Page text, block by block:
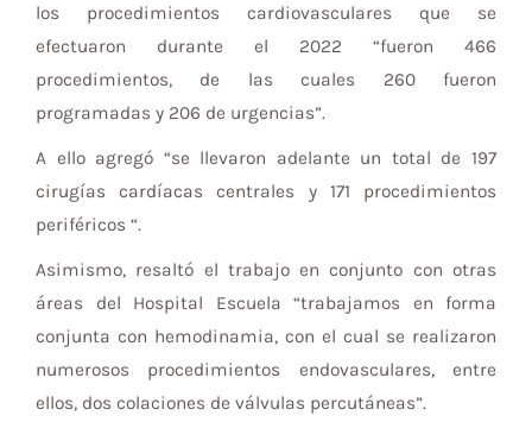
los procedimientos cardiovasculares que se
efectuaron durante el 2022 “fueron 466
procedimientos, de las cuales 260 fueron
programadas y 206 de urgencias”.
A ello agregó “se llevaron adelante un total de 197
cirugías cardíacas centrales y 171 procedimientos
periféricos “.
Asimismo, resaltó el trabajo en conjunto con otras
áreas del Hospital Escuela “trabajamos en forma
conjunta con hemodinamia, con el cual se realizaron
numerosos procedimientos endovasculares, entre
ellos, dos colaciones de válvulas percutáneas”.